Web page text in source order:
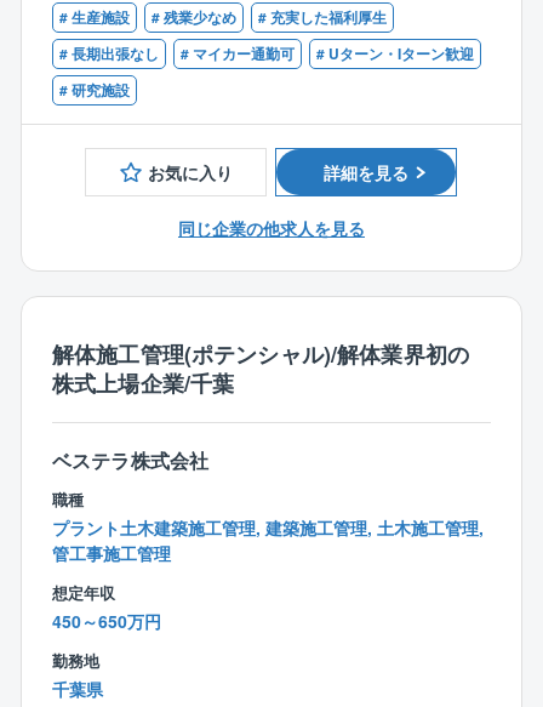
6．現場管理
【働きやすい職場環境】
長年のノウハウによって工法も確立しており工事の段
取りもわかりやすいです。施工管理の経験者であれば
据付・配管補修等の分野が未経験であっても直ぐに活
躍できます。
※地域限定勤務制度あり※
市、千葉県（千葉市・市原市・君津市）、北海道苫小
牧市、愛知県知多市、和歌山県和歌山市、岡山県倉敷
市、山口県周南市、大分県大分市にも施工管理職とし
ての勤務拠点があり、それぞれ地域限定勤務も可能で
転勤の強制はありません。
【オフも充実できるクリーンな職場環境】
平均残業時間は15時間未満。計画工事が多く繁閑も読
みやすいので休暇の管理がしやすい環境です。繁忙期
には他部門からの応援部隊もフォローに加わりますの
で、休みが回せないといった状況にはなりません。休
日勤務の際の振替休日も確実に取得できます。
『ワークライフバランスの充実』を大事に考えている
【歓迎】
■管工事、建築設備、土木、建築等の施工管理技士資格
をお持ちの方
経験のある方（給排水設備、空調設備、ガス設備など
の管工事経験やFRP製タンク、配管、構造物などの据
付工事の経験をお持ちの方は、これまでの知識や経験
# 生産施設 # 残業少なめ
# 充実した福利厚生
# 長期出張なし
# マイカー通勤可
# Uターン・Iターン歓迎
# 研究施設
お気に入り 詳細を見る
同じ企業の他求人を見る
解体施工管理(ポテンシャル)/解体業界初の
株式上場企業/千葉
ベステラ株式会社
職種
プラント土木建築施工管理, 建築施工管理, 土木施工管理,
管工事施工管理
想定年収
450～650万円
勤務地
千葉県